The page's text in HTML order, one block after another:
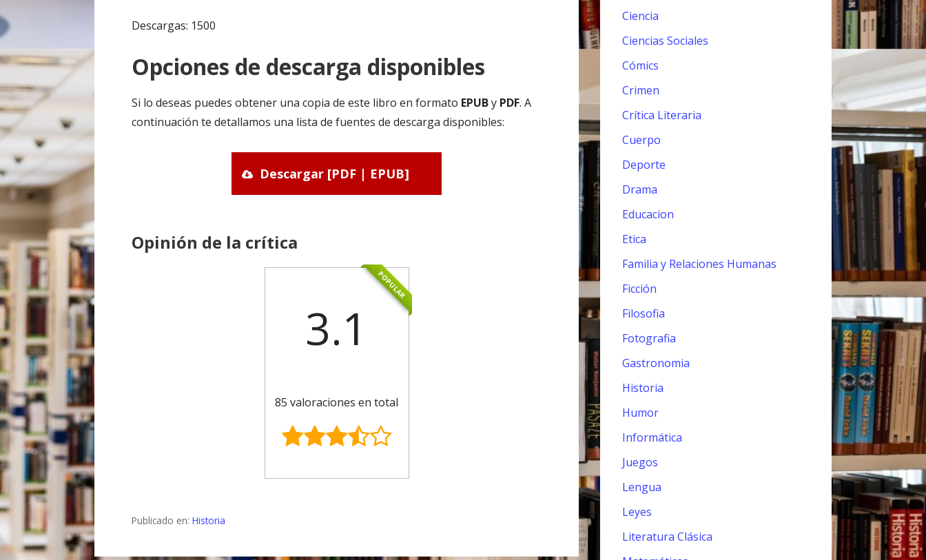
Descargas: 1500
Opciones de descarga disponibles
Si lo deseas puedes obtener una copia de este libro en formato EPUBy PDF. A
continuación te detallamos una lista de fuentes de descarga disponibles:
Descargar [PDF | EPUB]
Opinión de la crítica
POPULAR
3.1
85 valoraciones en total
Publicado en:Historia
Ciencia
Ciencias Sociales
Cómics
Crimen
Crítica Literaria
Cuerpo
Deporte
Drama
Educacion
Etica
Familia y Relaciones Humanas
Ficción
Filosofia
Fotografia
Gastronomia
Historia
Humor
Informática
Juegos
Lengua
Leyes
Literatura Clásica